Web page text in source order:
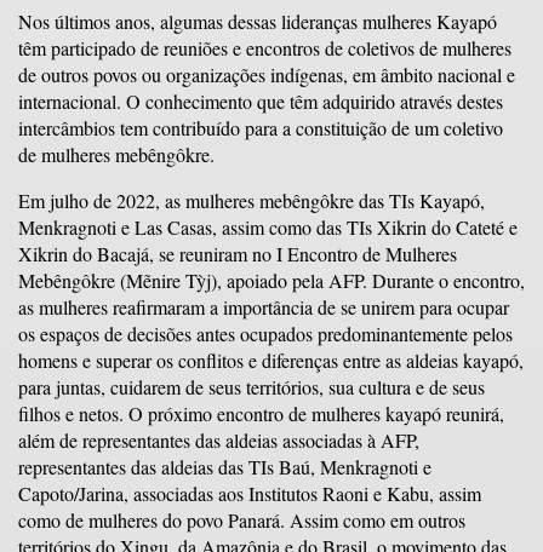
Nos últimos anos, algumas dessas lideranças mulheres Kayapó
têm participado de reuniões e encontros de coletivos de mulheres
de outros povos ou organizações indígenas, em âmbito nacional e
internacional. O conhecimento que têm adquirido através destes
intercâmbios tem contribuído para a constituição de um coletivo
de mulheres mebêngôkre.
Em julho de 2022, as mulheres mebêngôkre das TIs Kayapó,
Menkragnoti e Las Casas, assim como das TIs Xikrin do Cateté e
Xikrin do Bacajá, se reuniram no I Encontro de Mulheres
Mebêngôkre (Mẽnire Tỳj), apoiado pela AFP. Durante o encontro,
as mulheres reafirmaram a importância de se unirem para ocupar
os espaços de decisões antes ocupados predominantemente pelos
homens e superar os conflitos e diferenças entre as aldeias kayapó,
para juntas, cuidarem de seus territórios, sua cultura e de seus
filhos e netos. O próximo encontro de mulheres kayapó reunirá,
além de representantes das aldeias associadas à AFP,
representantes das aldeias das TIs Baú, Menkragnoti e
Capoto/Jarina, associadas aos Institutos Raoni e Kabu, assim
como de mulheres do povo Panará. Assim como em outros
territórios do Xingu, da Amazônia e do Brasil, o movimento das